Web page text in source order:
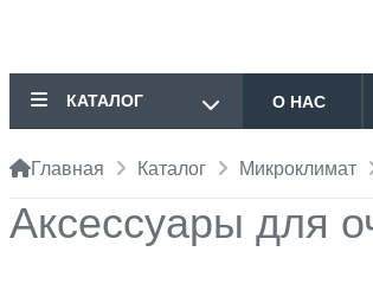
КАТАЛОГ О НАС
Главная Каталог Микроклимат
Аксессуары для